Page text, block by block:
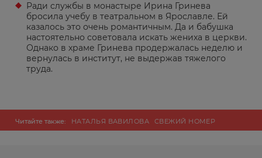
Ради службы в монастыре Ирина Гринева
бросила учебу в театральном в Ярославле. Ей
казалось это очень романтичным. Да и бабушка
настоятельно советовала искать жениха в церкви.
Однако в храме Гринева продержалась неделю и
вернулась в институт, не выдержав тяжелого
труда.
Читайте также: НАТАЛЬЯ ВАВИЛОВА СВЕЖИЙ НОМЕР